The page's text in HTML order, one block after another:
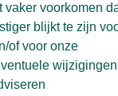
voorkomen
blijkt te zijn
of voor onze
wijzigingen